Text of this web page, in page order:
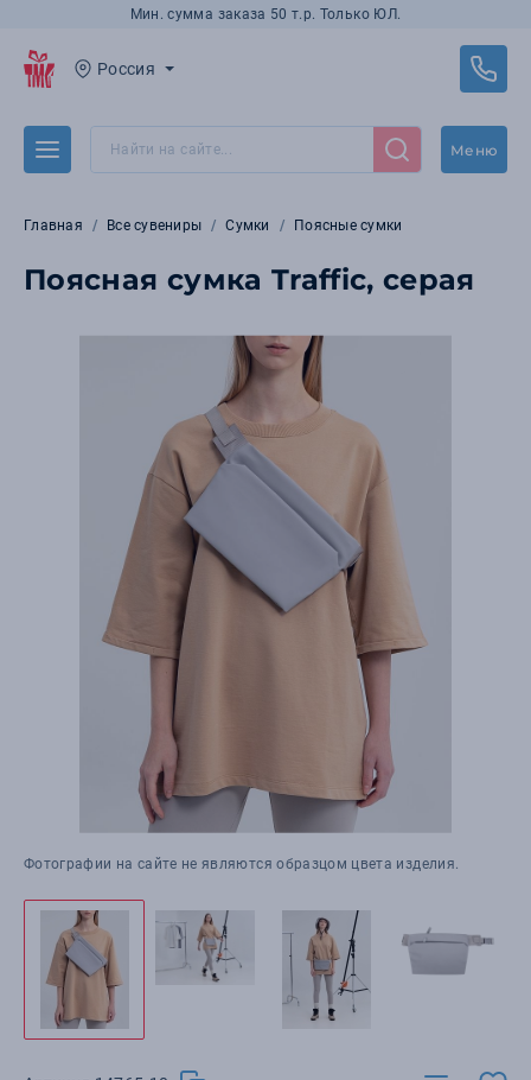
Мин. сумма заказа 50 т.р. Только ЮЛ.
Россия
Меню
Главная Все сувениры Сумки Поясные сумки
Поясная сумка Traffic, серая
Фотографии на сайте не являются образцом цвета изделия.